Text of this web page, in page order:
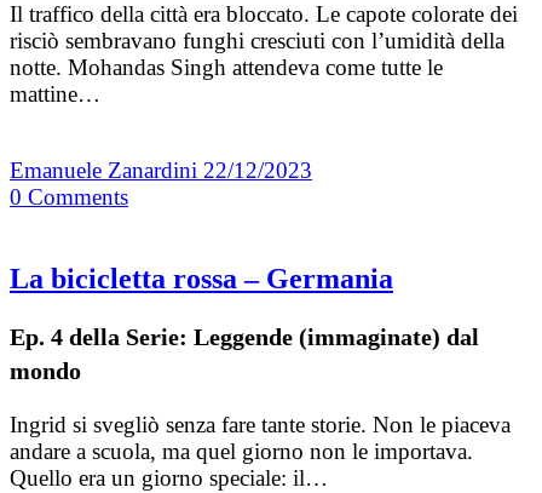
Il traffico della città era bloccato. Le capote colorate dei
risciò sembravano funghi cresciuti con l’umidità della
notte. Mohandas Singh attendeva come tutte le
mattine…
Emanuele Zanardini 22/12/2023
0 Comments
La bicicletta rossa – Germania
Ep. 4 della Serie: Leggende (immaginate) dal
mondo
Ingrid si svegliò senza fare tante storie. Non le piaceva
andare a scuola, ma quel giorno non le importava.
Quello era un giorno speciale: il…